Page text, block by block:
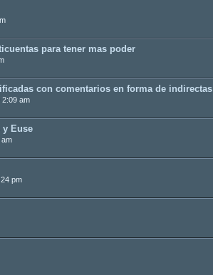
para tener mas poder
con comentarios en forma de indirectas
2:09 am
y Euse
am
pm